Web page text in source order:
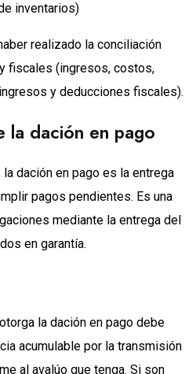
inventarios)
realizado la conciliación
fiscales (ingresos, costos,
y deducciones fiscales).
la dación en pago
dación en pago es la entrega
pagos pendientes. Es una
mediante la entrega del
en garantía.
la dación en pago debe
acumulable por la transmisión
al avalúo que tenga. Si son